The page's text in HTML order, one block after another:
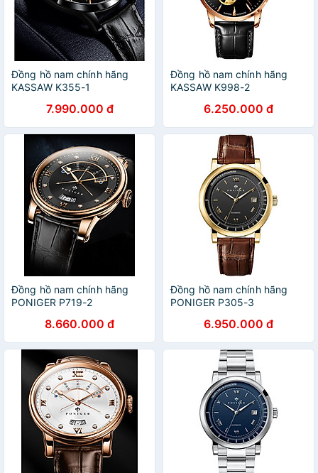
Đồng hồ nam chính hãng
KASSAW K355-1
7.990.000 đ
Đồng hồ nam chính hãng
KASSAW K998-2
6.250.000 đ
Đồng hồ nam chính hãng
PONIGER P719-2
8.660.000 đ
Đồng hồ nam chính hãng
PONIGER P305-3
6.950.000 đ